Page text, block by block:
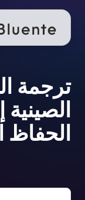
ترجمة
الصينية
الحفاظ